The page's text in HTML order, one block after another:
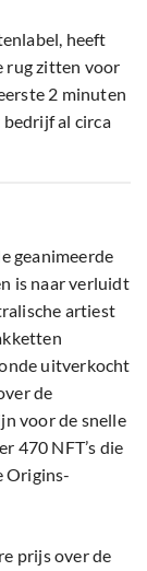
heeft
rug zitten voor
2 minuten
bedrijf al circa
geanimeerde
is naar verluidt
artiest
uitverkocht
de
voor de snelle
470 NFT’s die
Origins-
prijs over de